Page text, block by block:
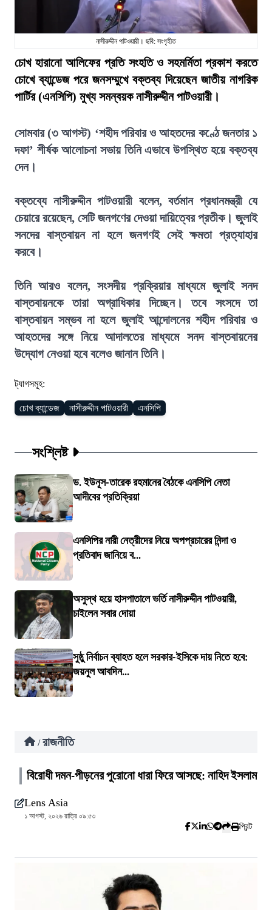
নাসীরুদ্দীন পাটওয়ারী। ছবি: সংগৃহীত
চোখ হারানো আলিফের প্রতি সংহতি ও সহমর্মিতা প্রকাশ করতে
চোখে ব্যান্ডেজ পরে জনসম্মুখে বক্তব্য দিয়েছেন জাতীয় নাগরিক
পার্টির (এনসিপি) মুখ্য সমন্বয়ক নাসীরুদ্দীন পাটওয়ারী।
সোমবার (৩ আগস্ট) ‘শহীদ পরিবার ও আহতদের কণ্ঠে জনতার ১
দফা’ শীর্ষক আলোচনা সভায় তিনি এভাবে উপস্থিত হয়ে বক্তব্য
দেন।
বক্তব্যে নাসীরুদ্দীন পাটওয়ারী বলেন, বর্তমান প্রধানমন্ত্রী যে
চেয়ারে রয়েছেন, সেটি জনগণের দেওয়া দায়িত্বের প্রতীক। জুলাই
সনদের বাস্তবায়ন না হলে জনগণই সেই ক্ষমতা প্রত্যাহার
করবে।
তিনি আরও বলেন, সংসদীয় প্রক্রিয়ার মাধ্যমে জুলাই সনদ
বাস্তবায়নকে তারা অগ্রাধিকার দিচ্ছেন। তবে সংসদে তা
বাস্তবায়ন সম্ভব না হলে জুলাই আন্দোলনের শহীদ পরিবার ও
আহতদের সঙ্গে নিয়ে আদালতের মাধ্যমে সনদ বাস্তবায়নের
উদ্যোগ নেওয়া হবে বলেও জানান তিনি।
ট্যাগসমূহ:
চোখ ব্যান্ডেজ নাসীরুদ্দীন পাটওয়ারী এনসিপি
সংশ্লিষ্ট
ড. ইউনূস-তারেক রহমানের বৈঠকে এনসিপি নেতা
আদীবের প্রতিক্রিয়া
এনসিপির নারী নেত্রীদের নিয়ে অপপ্রচারের নিন্দা ও
প্রতিবাদ জানিয়ে ব...
অসুস্থ হয়ে হাসপাতালে ভর্তি নাসীরুদ্দীন পাটওয়ারী,
চাইলেন সবার দোয়া
সুষ্ঠু নির্বাচন ব্যাহত হলে সরকার-ইসিকে দায় নিতে হবে:
জয়নুল আবদিন...
/ রাজনীতি
বিরোধী দমন-পীড়নের পুরোনো ধারা ফিরে আসছে: নাহিদ ইসলাম
Lens Asia
১ আগস্ট, ২০২৬ রাত্রি ০৯:৫৩
প্রিন্ট